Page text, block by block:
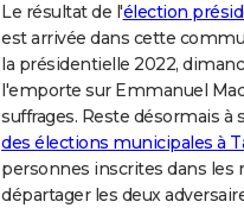
Le résultat de l'élection
est arrivée dans cette
la présidentielle 2022,
l'emporte sur Emmanuel
suffrages. Reste désormais à
des élections municipales à
personnes inscrites dans les
départager les deux